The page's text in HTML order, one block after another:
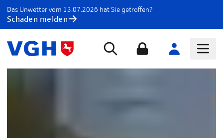
Das Unwetter vom 13.07.2026 hat Sie getroffen?
Schaden melden